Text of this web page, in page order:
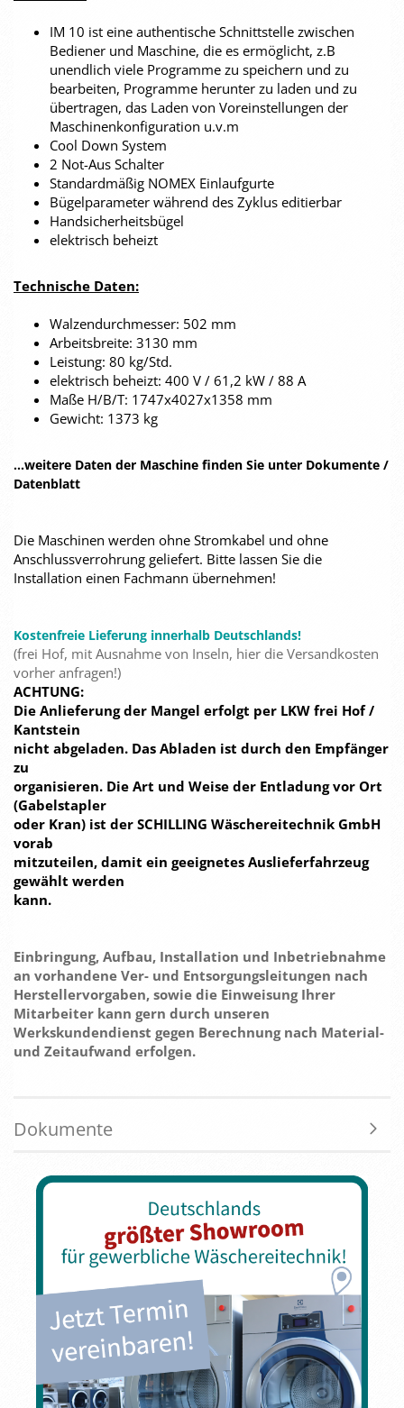
IM 10 ist eine authentische Schnittstelle zwischen
Bediener und Maschine, die es ermöglicht, z.B
unendlich viele Programme zu speichern und zu
bearbeiten, Programme herunter zu laden und zu
übertragen, das Laden von Voreinstellungen der
Maschinenkonfiguration u.v.m
Cool Down System
2 Not-Aus Schalter
Standardmäßig NOMEX Einlaufgurte
Bügelparameter während des Zyklus editierbar
Handsicherheitsbügel
elektrisch beheizt
Technische Daten:
Walzendurchmesser: 502 mm
Arbeitsbreite: 3130 mm
Leistung: 80 kg/Std.
elektrisch beheizt: 400 V / 61,2 kW / 88 A
Maße H/B/T: 1747x4027x1358 mm
Gewicht: 1373 kg
...weitere Daten der Maschine finden Sie unter Dokumente /
Datenblatt
Die Maschinen werden ohne Stromkabel und ohne
Anschlussverrohrung geliefert. Bitte lassen Sie die
Installation einen Fachmann übernehmen!
Kostenfreie Lieferung innerhalb Deutschlands!
(frei Hof, mit Ausnahme von Inseln, hier die Versandkosten
vorher anfragen!)
ACHTUNG:
Die Anlieferung der Mangel erfolgt per LKW frei Hof /
Kantstein
nicht abgeladen. Das Abladen ist durch den Empfänger
zu
organisieren. Die Art und Weise der Entladung vor Ort
(Gabelstapler
oder Kran) ist der SCHILLING Wäschereitechnik GmbH
vorab
mitzuteilen, damit ein geeignetes Auslieferfahrzeug
gewählt werden
kann.
Einbringung, Aufbau, Installation und Inbetriebnahme
an vorhandene Ver- und Entsorgungsleitungen nach
Herstellervorgaben, sowie die Einweisung Ihrer
Mitarbeiter kann gern durch unseren
Werkskundendienst gegen Berechnung nach Material-
und Zeitaufwand erfolgen.
Dokumente